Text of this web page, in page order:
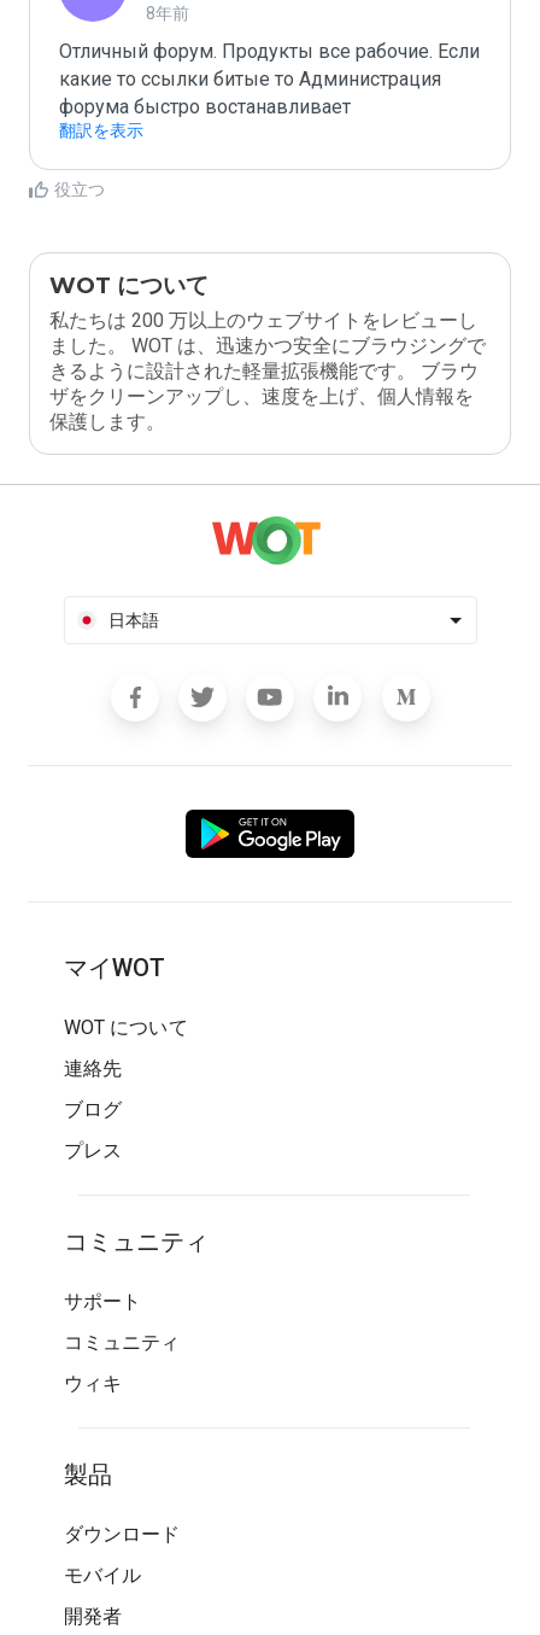
8年前
Отличный форум. Продукты все рабочие. Если
какие то ссылки битые то Администрация
форума быстро востанавливает
翻訳を表示
役立つ
WOT について
私たちは 200 万以上のウェブサイトをレビューし
ました。 WOT は、迅速かつ安全にブラウジングで
きるように設計された軽量拡張機能です。 ブラウ
ザをクリーンアップし、速度を上げ、個人情報を
保護します。
日本語
マイWOT
WOT について
連絡先
ブログ
プレス
コミュニティ
サポート
コミュニティ
ウィキ
製品
ダウンロード
モバイル
開発者